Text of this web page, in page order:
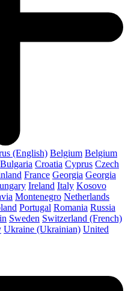
(English) Belgium Belgium
Bulgaria Croatia Cyprus Czech
France Georgia Georgia
Ireland Italy Kosovo
Montenegro Netherlands
Portugal Romania Russia
Sweden Switzerland (French)
Ukraine (Ukrainian) United